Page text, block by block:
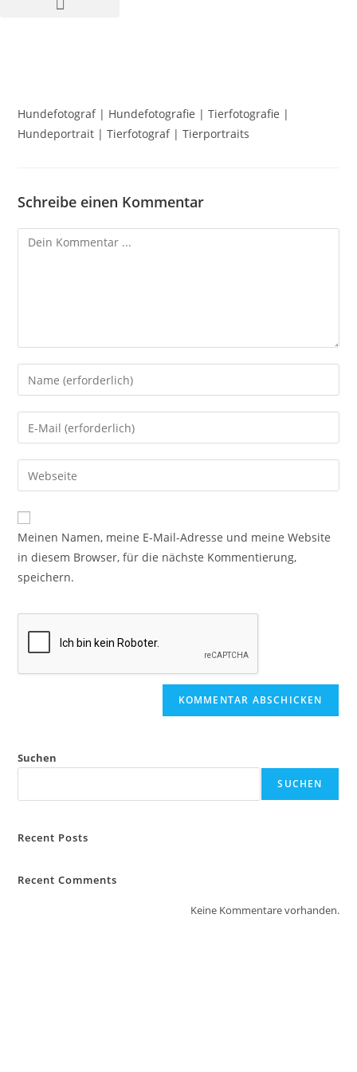
Hundefotograf | Hundefotografie | Tierfotografie |
Hundeportrait | Tierfotograf | Tierportraits
Schreibe einen Kommentar
Meinen Namen, meine E-Mail-Adresse und meine Website
in diesem Browser, für die nächste Kommentierung,
speichern.
Suchen
SUCHEN
Recent Posts
Recent Comments
Keine Kommentare vorhanden.